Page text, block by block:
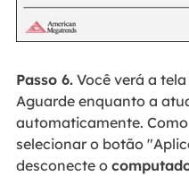
Passo 6.Você verá a
Aguarde enquanto a
automaticamente.
selecionar o botão
desconecte o